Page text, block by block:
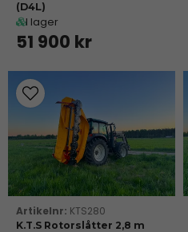
(D4L)
I lager
51 900 kr
KTS280
K.T.S Rotorslåtter 2,8 m